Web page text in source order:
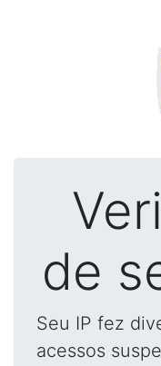
de
Seu IP fez
acessos